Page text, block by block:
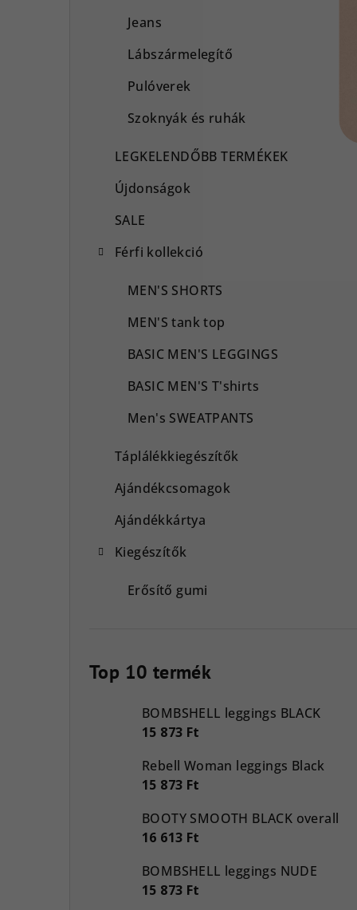
Jeans
Lábszármelegítő
Pulóverek
Szoknyák és ruhák
LEGKELENDŐBB TERMÉKEK
Újdonságok
SALE
Férfi kollekció
MEN'S SHORTS
MEN'S tank top
BASIC MEN'S LEGGINGS
BASIC MEN'S T'shirts
Men's SWEATPANTS
Táplálékkiegészítők
Ajándékcsomagok
Ajándékkártya
Kiegészítők
Erősítő gumi
Top 10 termék
BOMBSHELL leggings BLACK
15 873 Ft
Rebell Woman leggings Black
15 873 Ft
BOOTY SMOOTH BLACK overall
16 613 Ft
BOMBSHELL leggings NUDE
15 873 Ft